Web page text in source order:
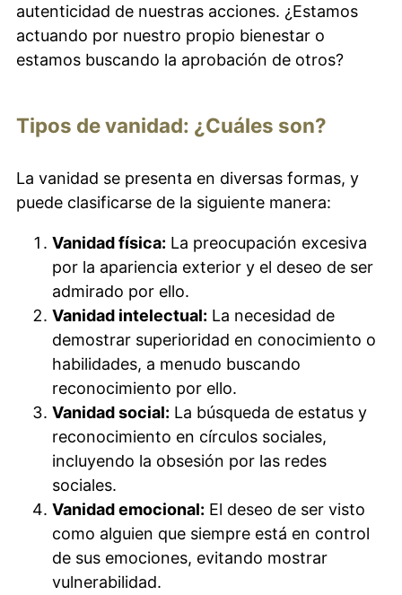
autenticidad de nuestras acciones. ¿Estamos
actuando por nuestro propio bienestar o
estamos buscando la aprobación de otros?
Tipos de vanidad: ¿Cuáles son?
La vanidad se presenta en diversas formas, y
puede clasificarse de la siguiente manera:
Vanidad física: La preocupación excesiva
por la apariencia exterior y el deseo de ser
admirado por ello.
Vanidad intelectual: La necesidad de
demostrar superioridad en conocimiento o
habilidades, a menudo buscando
reconocimiento por ello.
Vanidad social: La búsqueda de estatus y
reconocimiento en círculos sociales,
incluyendo la obsesión por las redes
sociales.
Vanidad emocional: El deseo de ser visto
como alguien que siempre está en control
de sus emociones, evitando mostrar
vulnerabilidad.